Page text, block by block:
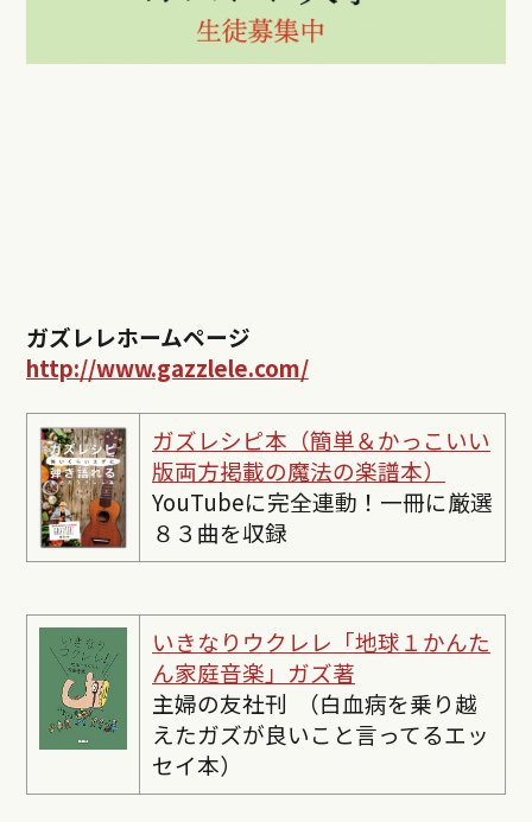
ガズレレホームページ
http://www.gazzlele.com/
ガズレシピ本（簡単＆かっこいい
版両方掲載の魔法の楽譜本）
YouTubeに完全連動！一冊に厳選
８３曲を収録
いきなりウクレレ「地球１かんた
ん家庭音楽」ガズ著
主婦の友社刊 （白血病を乗り越
えたガズが良いこと言ってるエッ
セイ本）